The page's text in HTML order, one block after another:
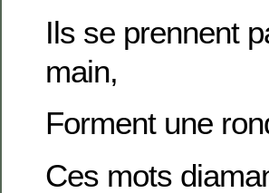
Ils se prennent
main,
Forment une
Ces mots